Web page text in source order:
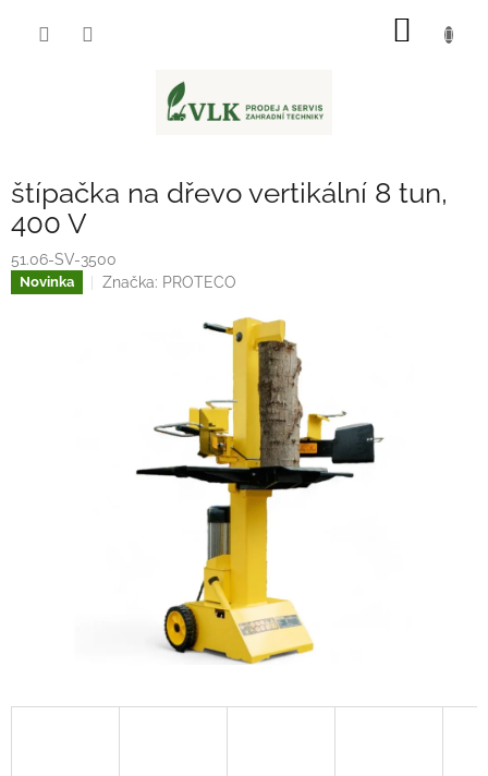
štípačka na dřevo vertikální 8 tun,
400 V
51.06-SV-3500
Novinka Značka: PROTECO